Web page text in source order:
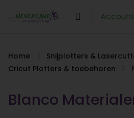
Account
Home
Snijplotters &
Cricut Plotters & toebehoren
Blanco